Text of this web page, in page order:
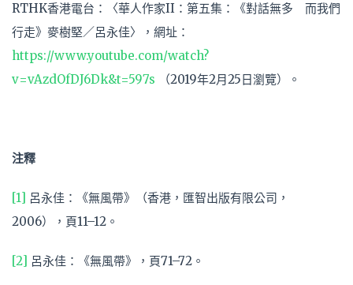
RTHK香港電台：〈華人作家II：第五集：《對話無多 而我們
行走》麥樹堅／呂永佳〉，網址：
https://www.youtube.com/watch?
v=vAzdOfDJ6Dk&t=597s （2019年2月25日瀏覽）。
注釋
[1] 呂永佳：《無風帶》（香港，匯智出版有限公司，
2006），頁11–12。
[2] 呂永佳：《無風帶》，頁71–72。